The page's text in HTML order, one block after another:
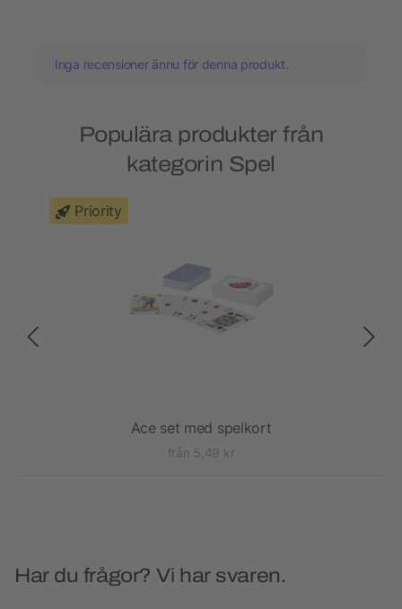
Inga recensioner ännu för denna produkt.
Populära produkter från
kategorin Spel
Priority
Ace set med spelkort
från 5,49 kr
Har du frågor? Vi har svaren.